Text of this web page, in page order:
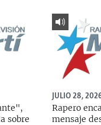
sobre
JULIO 28,
Rapero
mensaje